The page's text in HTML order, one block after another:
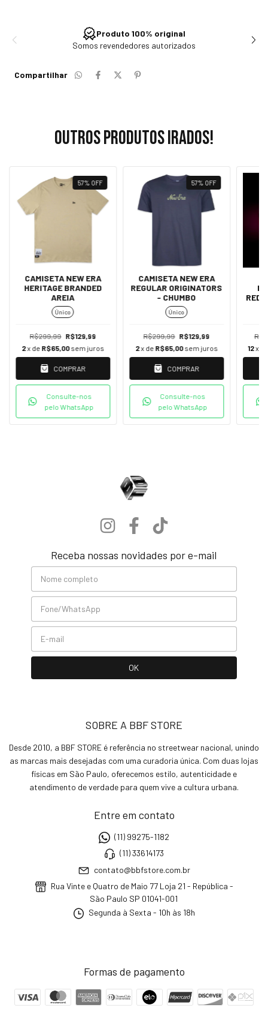
Produto 100% original
Somos revendedores autorizados
Compartilhar
Outros produtos irados!
57% OFF
CAMISETA NEW ERA
HERITAGE BRANDED
AREIA
Único
R$299,99 R$129,99
2x de R$65,00 sem juros
COMPRAR
Consulte-nos
pelo WhatsApp
57% OFF
CAMISETA NEW ERA
REGULAR ORIGINATORS
- CHUMBO
Único
R$299,99 R$129,99
2x de R$65,00sem juros
COMPRAR
Consulte-nos
pelo WhatsApp
12x
Receba nossas novidades por e-mail
SOBRE A BBF STORE
Desde 2010, a BBF STORE é referência no streetwear nacional, unindo
as marcas mais desejadas com uma curadoria única. Com duas lojas
físicas em São Paulo, oferecemos estilo, autenticidade e
atendimento de verdade para quem vive a cultura urbana.
Entre em contato
(11) 99275-1182
(11) 33614173
contato@bbfstore.com.br
Rua Vinte e Quatro de Maio 77 Loja 21 - República -
São Paulo SP 01041-001
Segunda à Sexta - 10h às 18h
Formas de pagamento